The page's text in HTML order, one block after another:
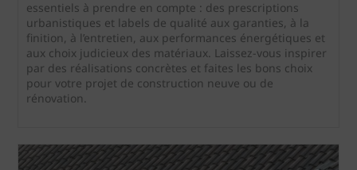
essentiels à prendre en compte : des prescriptions
urbanistiques et labels de qualité aux garanties, à la
finition, à l’entretien, aux performances énergétiques et
aux choix judicieux des matériaux. Laissez-vous inspirer
par des réalisations concrètes et faites les bons choix
pour votre projet de construction neuve ou de
rénovation.